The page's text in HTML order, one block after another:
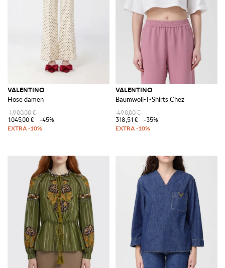
VALENTINO
Hose damen
1.900,00 €
1.045,00 €
-45%
VALENTINO
Baumwoll-T-Shirts Chez
490,00 €
318,51 €
-35%